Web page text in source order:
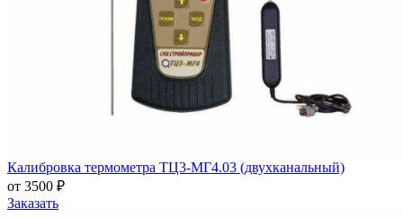
Калибровка термометра ТЦ3-МГ4.03 (двухканальный)
от 3500 ₽
Заказать